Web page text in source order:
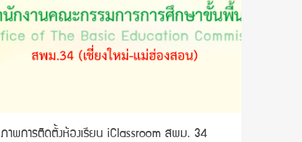
ภาพการติดตั้งห้องเรียน iClassroom สพม. 34